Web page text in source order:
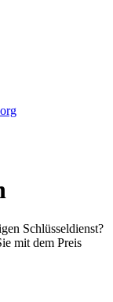
Schlüsseldienst?
mit dem Preis